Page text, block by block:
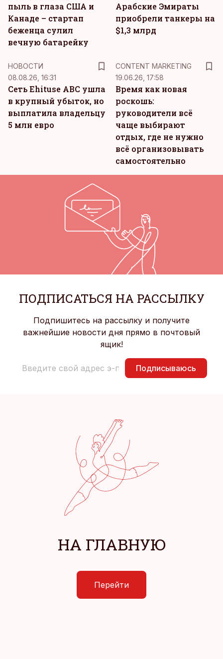
пыль в глаза США и
Канаде – стартап
беженца сулил
вечную батарейку
Арабские Эмираты
приобрели танкеры на
$1,3 млрд
НОВОСТИ
08.08.26, 16:31
Сеть Ehituse ABC ушла
в крупный убыток, но
выплатила владельцу
5 млн евро
CONTENT MARKETING
19.06.26, 17:58
Время как новая
роскошь:
руководители всё
чаще выбирают
отдых, где не нужно
всё организовывать
самостоятельно
ПОДПИСАТЬСЯ НА РАССЫЛКУ
Подпишитесь на рассылку и получите
важнейшие новости дня прямо в почтовый
ящик!
Подписываюсь
НА ГЛАВНУЮ
Перейти